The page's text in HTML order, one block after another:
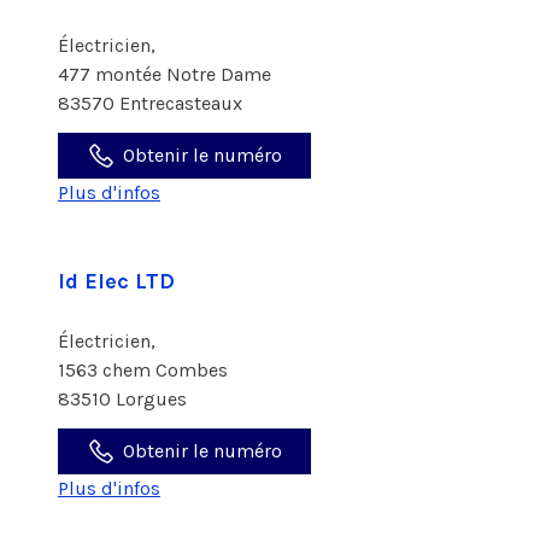
Électricien,
477 montée Notre Dame
83570 Entrecasteaux
Obtenir le numéro
Plus d'infos
Id Elec LTD
Électricien,
1563 chem Combes
83510 Lorgues
Obtenir le numéro
Plus d'infos